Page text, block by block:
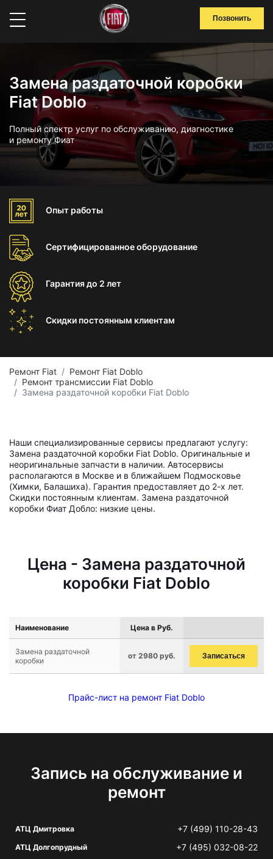
Позвонить
Замена раздаточной коробки
Fiat Doblo
Полный спектр услуг по обслуживанию, диагностике
и ремонту Фиат
Опыт работы
Сертифицированноеоборудование
Гарантиядо 2 лет
Скидки постоянным клиентам
Ремонт Fiat
Ремонт Fiat Doblo
Ремонт трансмиссии Fiat Doblo
Замена раздаточной коробки Fiat Doblo
Наши специализированные сервисы предлагают услугу:
Замена раздаточной коробки Fiat Doblo. Оригинальные и
неоригинальные запчасти в наличии. Автосервисы
располагаются в Москве и в ближайшем Подмосковье
(Химки, Балашиха). Гарантия предоставляет до 2-х лет.
Скидки постоянным клиентам. Замена раздаточной
коробки Фиат Добло: низкие цены.
Цена - Замена раздаточной
коробки Fiat Doblo
Наименование Цена в Руб.
Замена раздаточной
коробки
от 2980 руб. Записаться
Прайс-лист на ремонт Fiat Doblo
Запись на обслуживание и
ремонт
АТЦ Дмитровка +7 (499) 110-28-43
АТЦ Долгопрудный +7 (495) 032-08-22